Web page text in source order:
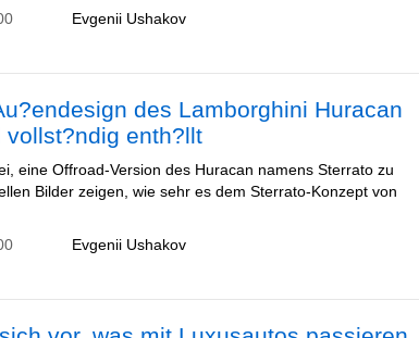
Evgenii Ushakov
des Lamborghini Huracan
vollst?ndig enth?llt
eine Offroad-Version des Huracan namens Sterrato zu
Bilder zeigen, wie sehr es dem Sterrato-Konzept von
Evgenii Ushakov